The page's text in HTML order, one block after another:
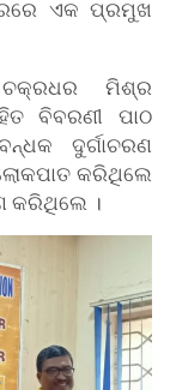
ଏକ ପ୍ରମୁଖ
ମିଶ୍ର
ବିବରଣୀ ପାଠ
ଦୁର୍ଗାଚରଣ
କରିଥିଲେ
କରିଥିଲେ ।